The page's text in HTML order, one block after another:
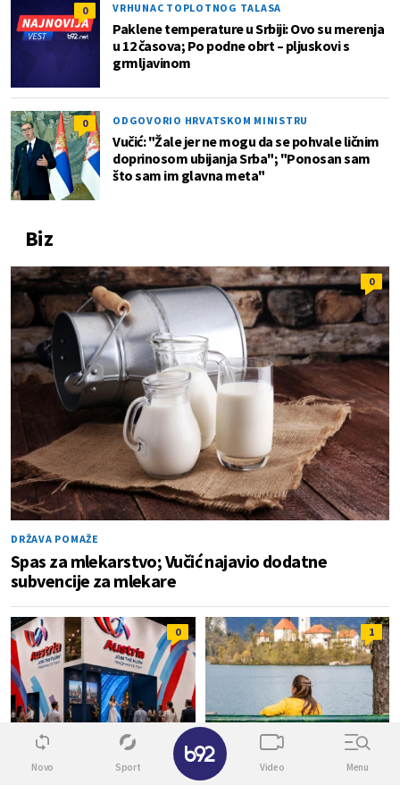
0 VRHUNAC TOPLOTNOG TALASA
Paklene temperature u Srbiji: Ovo su merenja
u 12 časova; Po podne obrt – pljuskovi s
grmljavinom
0 ODGOVORIO HRVATSKOM MINISTRU
Vučić: "Žale jer ne mogu da se pohvale ličnim
doprinosom ubijanja Srba"; "Ponosan sam
što sam im glavna meta"
Biz
0
DRŽAVA POMAŽE
Spas za mlekarstvo; Vučić najavio dodatne
subvencije za mlekare
0 1
NOVI USLOVI
Želite da živite ili radite u
Novo Sport Video Menu
✕